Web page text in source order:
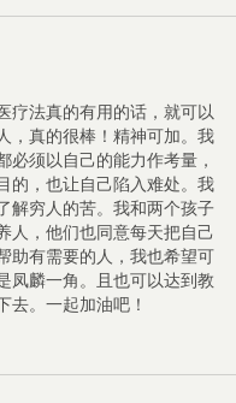
疗法真的有用的话，就可以
，真的很棒！精神可加。我
须以自己的能力作考量，
的，也让自己陷入难处。我
解穷人的苦。我和两个孩子
人，他们也同意每天把自己
助有需要的人，我也希望可
凤麟一角。且也可以达到教
去。一起加油吧！